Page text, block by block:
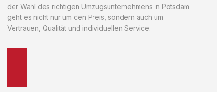
der Wahl des richtigen Umzugsunternehmens in Potsdam
geht es nicht nur um den Preis, sondern auch um
Vertrauen, Qualität und individuellen Service.